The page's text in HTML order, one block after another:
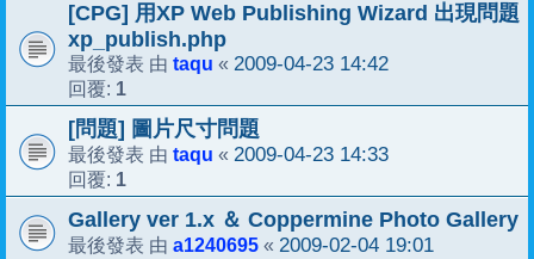
[CPG] 用XP Web Publishing Wizard 出現問題
xp_publish.php
最後發表 由 taqu « 2009-04-23 14:42
回覆: 1
[問題] 圖片尺寸問題
最後發表 由 taqu « 2009-04-23 14:33
回覆: 1
Gallery ver 1.x ＆ Coppermine Photo Gallery
最後發表 由 a1240695 « 2009-02-04 19:01